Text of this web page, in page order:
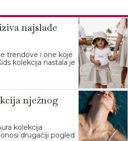
najslađe
trendove i one koje
kolekcija nastala je
nježnog
kolekcija
drugačiji pogled